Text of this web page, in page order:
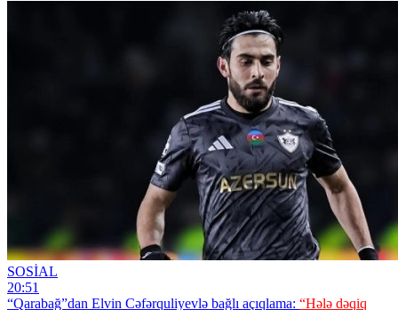
SOSİAL
20:51
“Qarabağ”dan Elvin Cəfərquliyevlə bağlı açıqlama: “Hələ dəqiq